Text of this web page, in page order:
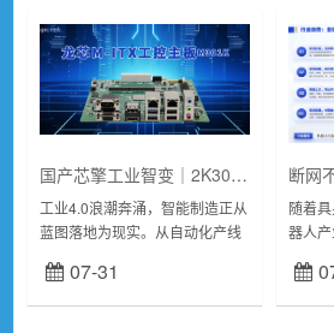
国产芯擎工业智变｜2K3000龙芯主板以自主可控筑牢智能制造
工业4.0浪潮奔涌，智能制造正从
蓝图落地为现实。从自动化产线
映射，再到工业物联网的全域互
联，每一步进阶都离不开核心硬
07-31
随着
器人
感知
的核